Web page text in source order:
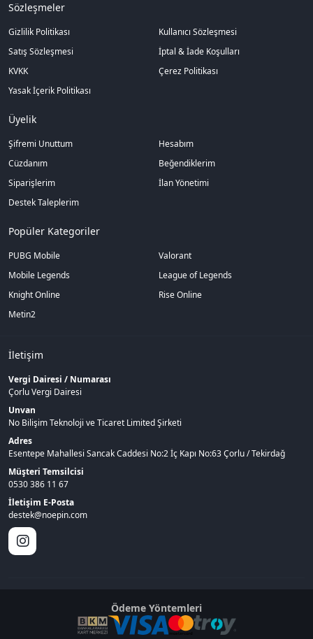
Sözleşmeler
Gizlilik Politikası
Kullanıcı Sözleşmesi
Satış Sözleşmesi
İptal & İade Koşulları
KVKK
Çerez Politikası
Yasak İçerik Politikası
Üyelik
Şifremi Unuttum
Hesabım
Cüzdanım
Beğendiklerim
Siparişlerim
İlan Yönetimi
Destek Taleplerim
Popüler Kategoriler
PUBG Mobile
Valorant
Mobile Legends
League of Legends
Knight Online
Rise Online
Metin2
İletişim
Vergi Dairesi / Numarası
Çorlu Vergi Dairesi
Unvan
No Bilişim Teknoloji ve Ticaret Limited Şirketi
Adres
Esentepe Mahallesi Sancak Caddesi No:2 İç Kapı No:63 Çorlu / Tekirdağ
Müşteri Temsilcisi
0530 386 11 67
İletişim E-Posta
destek@noepin.com
Ödeme Yöntemleri